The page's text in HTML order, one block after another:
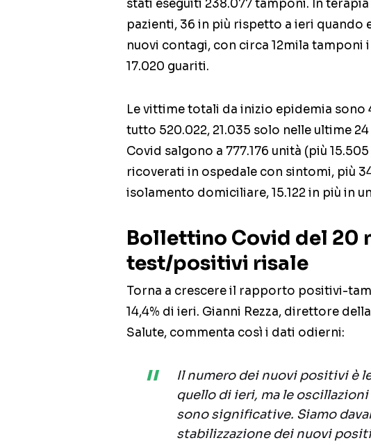
stati eseguiti 238.077 tamponi. In
pazienti, 36 in più rispetto a ieri quando
nuovi contagi, con circa 12mila tamponi
17.020 guariti.
Le vittime totali da inizio epidemia sono
tutto 520.022, 21.035 solo nelle ultime
Covid salgono a 777.176 unità (più
ricoverati in ospedale con sintomi, più
isolamento domiciliare, 15.122 in più in
Bollettino Covid del 20
test/positivi risale
Torna a crescere il rapporto positivi-
14,4% di ieri. Gianni Rezza, direttore
Salute, commenta così i dati odierni:
Il numero dei nuovi positivi è
quello di ieri, ma le
sono significative. Siamo
stabilizzazione dei nuovi